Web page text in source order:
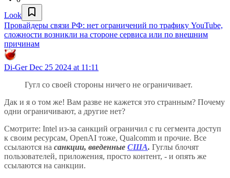
Look
Провайдеры связи РФ: нет ограничений по трафику YouTube,
сложности возникли на стороне сервиса или по внешним
причинам
Di-GerDec 25 2024 at 11:11
Гугл со своей стороны ничего не ограничивает.
Дак и я о том же! Вам разве не кажется это странным? Почему
одни ограничивают, а другие нет?
Смотрите: Intel из-за санкций ограничил с ru сегмента доступ
к своим ресурсам, OpenAI тоже, Qualcomm и прочие. Все
ссылаются на санкции, введенные США. Гуглы блочят
пользователей, приложения, просто контент, - и опять же
ссылаются на санкции.